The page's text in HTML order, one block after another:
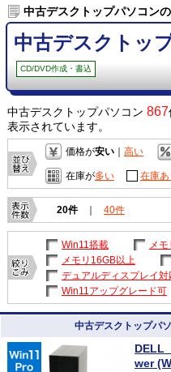
中古デスクトップパソコン
中古デスクトッ
CD/DVD作成・書込
中古デスクトップパソコン 867
表示されています。
価格が安い｜ 高い
在庫が多い 在庫あ
20件 ｜ 40件
Win11搭載
メ
メモリ16GB以上
デュアルディスプレイ対
Win11アップグレード可
中古デスクトップパ
DELL
wer